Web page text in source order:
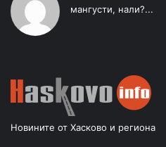
мангусти, нали?...
Новините от Хасково и региона